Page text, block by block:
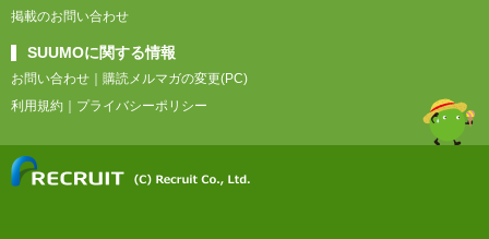
掲載のお問い合わせ
SUUMOに関する情報
お問い合わせ
購読メルマガの変更(PC)
利用規約
プライバシーポリシー